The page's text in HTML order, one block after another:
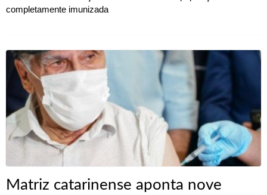
completamente imunizada
Matriz catarinense aponta nove